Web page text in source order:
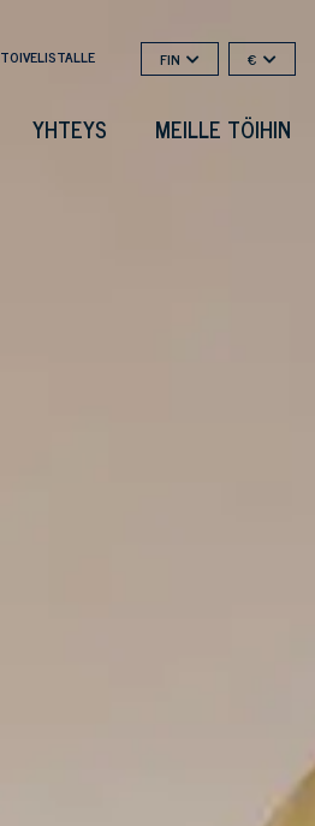
TOIVELISTALLE FIN €
YHTEYS MEILLE TÖIHIN